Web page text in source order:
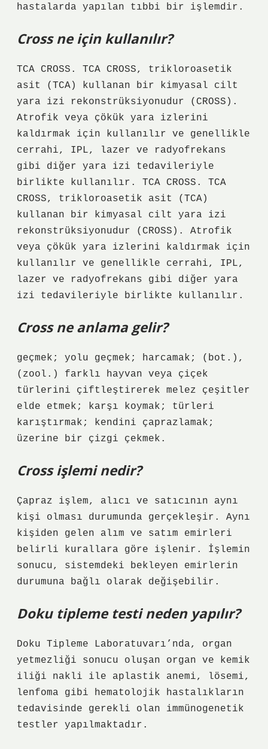
hastalarda yapılan tıbbi bir işlemdir.
Cross ne için kullanılır?
TCA CROSS. TCA CROSS, trikloroasetik
asit (TCA) kullanan bir kimyasal cilt
yara izi rekonstrüksiyonudur (CROSS).
Atrofik veya çökük yara izlerini
kaldırmak için kullanılır ve genellikle
cerrahi, IPL, lazer ve radyofrekans
gibi diğer yara izi tedavileriyle
birlikte kullanılır. TCA CROSS. TCA
CROSS, trikloroasetik asit (TCA)
kullanan bir kimyasal cilt yara izi
rekonstrüksiyonudur (CROSS). Atrofik
veya çökük yara izlerini kaldırmak için
kullanılır ve genellikle cerrahi, IPL,
lazer ve radyofrekans gibi diğer yara
izi tedavileriyle birlikte kullanılır.
Cross ne anlama gelir?
geçmek; yolu geçmek; harcamak; (bot.),
(zool.) farklı hayvan veya çiçek
türlerini çiftleştirerek melez çeşitler
elde etmek; karşı koymak; türleri
karıştırmak; kendini çaprazlamak;
üzerine bir çizgi çekmek.
Cross işlemi nedir?
Çapraz işlem, alıcı ve satıcının aynı
kişi olması durumunda gerçekleşir. Aynı
kişiden gelen alım ve satım emirleri
belirli kurallara göre işlenir. İşlemin
sonucu, sistemdeki bekleyen emirlerin
durumuna bağlı olarak değişebilir.
Doku tipleme testi neden yapılır?
Doku Tipleme Laboratuvarı’nda, organ
yetmezliği sonucu oluşan organ ve kemik
iliği nakli ile aplastik anemi, lösemi,
lenfoma gibi hematolojik hastalıkların
tedavisinde gerekli olan immünogenetik
testler yapılmaktadır.